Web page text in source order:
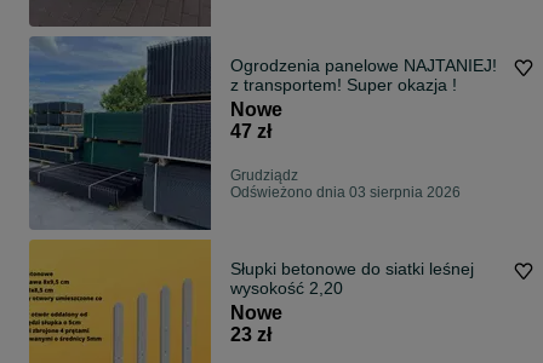
Ogrodzenia panelowe NAJTANIEJ!
z transportem! Super okazja !
Nowe
47 zł
Grudziądz
Odświeżono dnia 03 sierpnia 2026
Słupki betonowe do siatki leśnej
wysokość 2,20
Nowe
23 zł